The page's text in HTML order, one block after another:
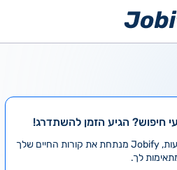
חיפוש? הגיע הזמן להשתדרג!
במקום לעבור לבד על אלפי מודעות, Jobify מנתחת את קורות החיים שלך
לך.